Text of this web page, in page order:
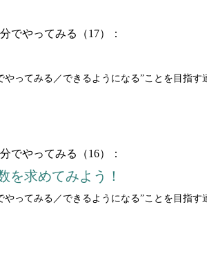
でやってみる（17）：
ってみる／できるようになる”ことを目指
でやってみる（16）：
を求めてみよう！
ってみる／できるようになる”ことを目指